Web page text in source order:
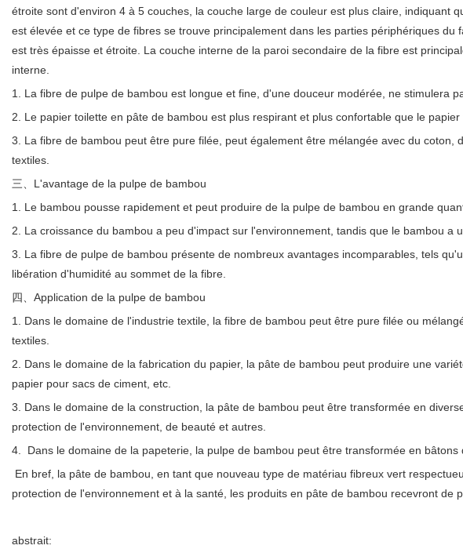
étroite sont d'environ 4 à 5 couches, la couche large de couleur est plus claire, indiquant
est élevée et ce type de fibres se trouve principalement dans les parties périphériques
est très épaisse et étroite. La couche interne de la paroi secondaire de la fibre est
interne.
1. La fibre de pulpe de bambou est longue et fine, d'une douceur modérée, ne stimulera
2. Le papier toilette en pâte de bambou est plus respirant et plus confortable que le papier
3. La fibre de bambou peut être pure filée, peut également être mélangée avec du
textiles.
三、L'avantage de la pulpe de bambou
1. Le bambou pousse rapidement et peut produire de la pulpe de bambou en grande
2. La croissance du bambou a peu d'impact sur l'environnement, tandis que le bambou
3. La fibre de pulpe de bambou présente de nombreux avantages incomparables, tels
libération d'humidité au sommet de la fibre.
四、Application de la pulpe de bambou
1. Dans le domaine de l'industrie textile, la fibre de bambou peut être pure filée ou
textiles.
2. Dans le domaine de la fabrication du papier, la pâte de bambou peut produire une
papier pour sacs de ciment, etc.
3. Dans le domaine de la construction, la pâte de bambou peut être transformée en
protection de l'environnement, de beauté et autres.
4. Dans le domaine de la papeterie, la pulpe de bambou peut être transformée en
En bref, la pâte de bambou, en tant que nouveau type de matériau fibreux vert
protection de l'environnement et à la santé, les produits en pâte de bambou recevront de
abstrait: